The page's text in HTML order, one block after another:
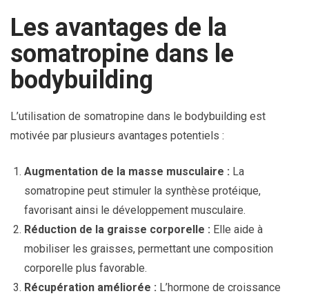
Les avantages de la
somatropine dans le
bodybuilding
L’utilisation de somatropine dans le bodybuilding est
motivée par plusieurs avantages potentiels :
Augmentation de la masse musculaire : La
somatropine peut stimuler la synthèse protéique,
favorisant ainsi le développement musculaire.
Réduction de la graisse corporelle : Elle aide à
mobiliser les graisses, permettant une composition
corporelle plus favorable.
Récupération améliorée : L’hormone de croissance